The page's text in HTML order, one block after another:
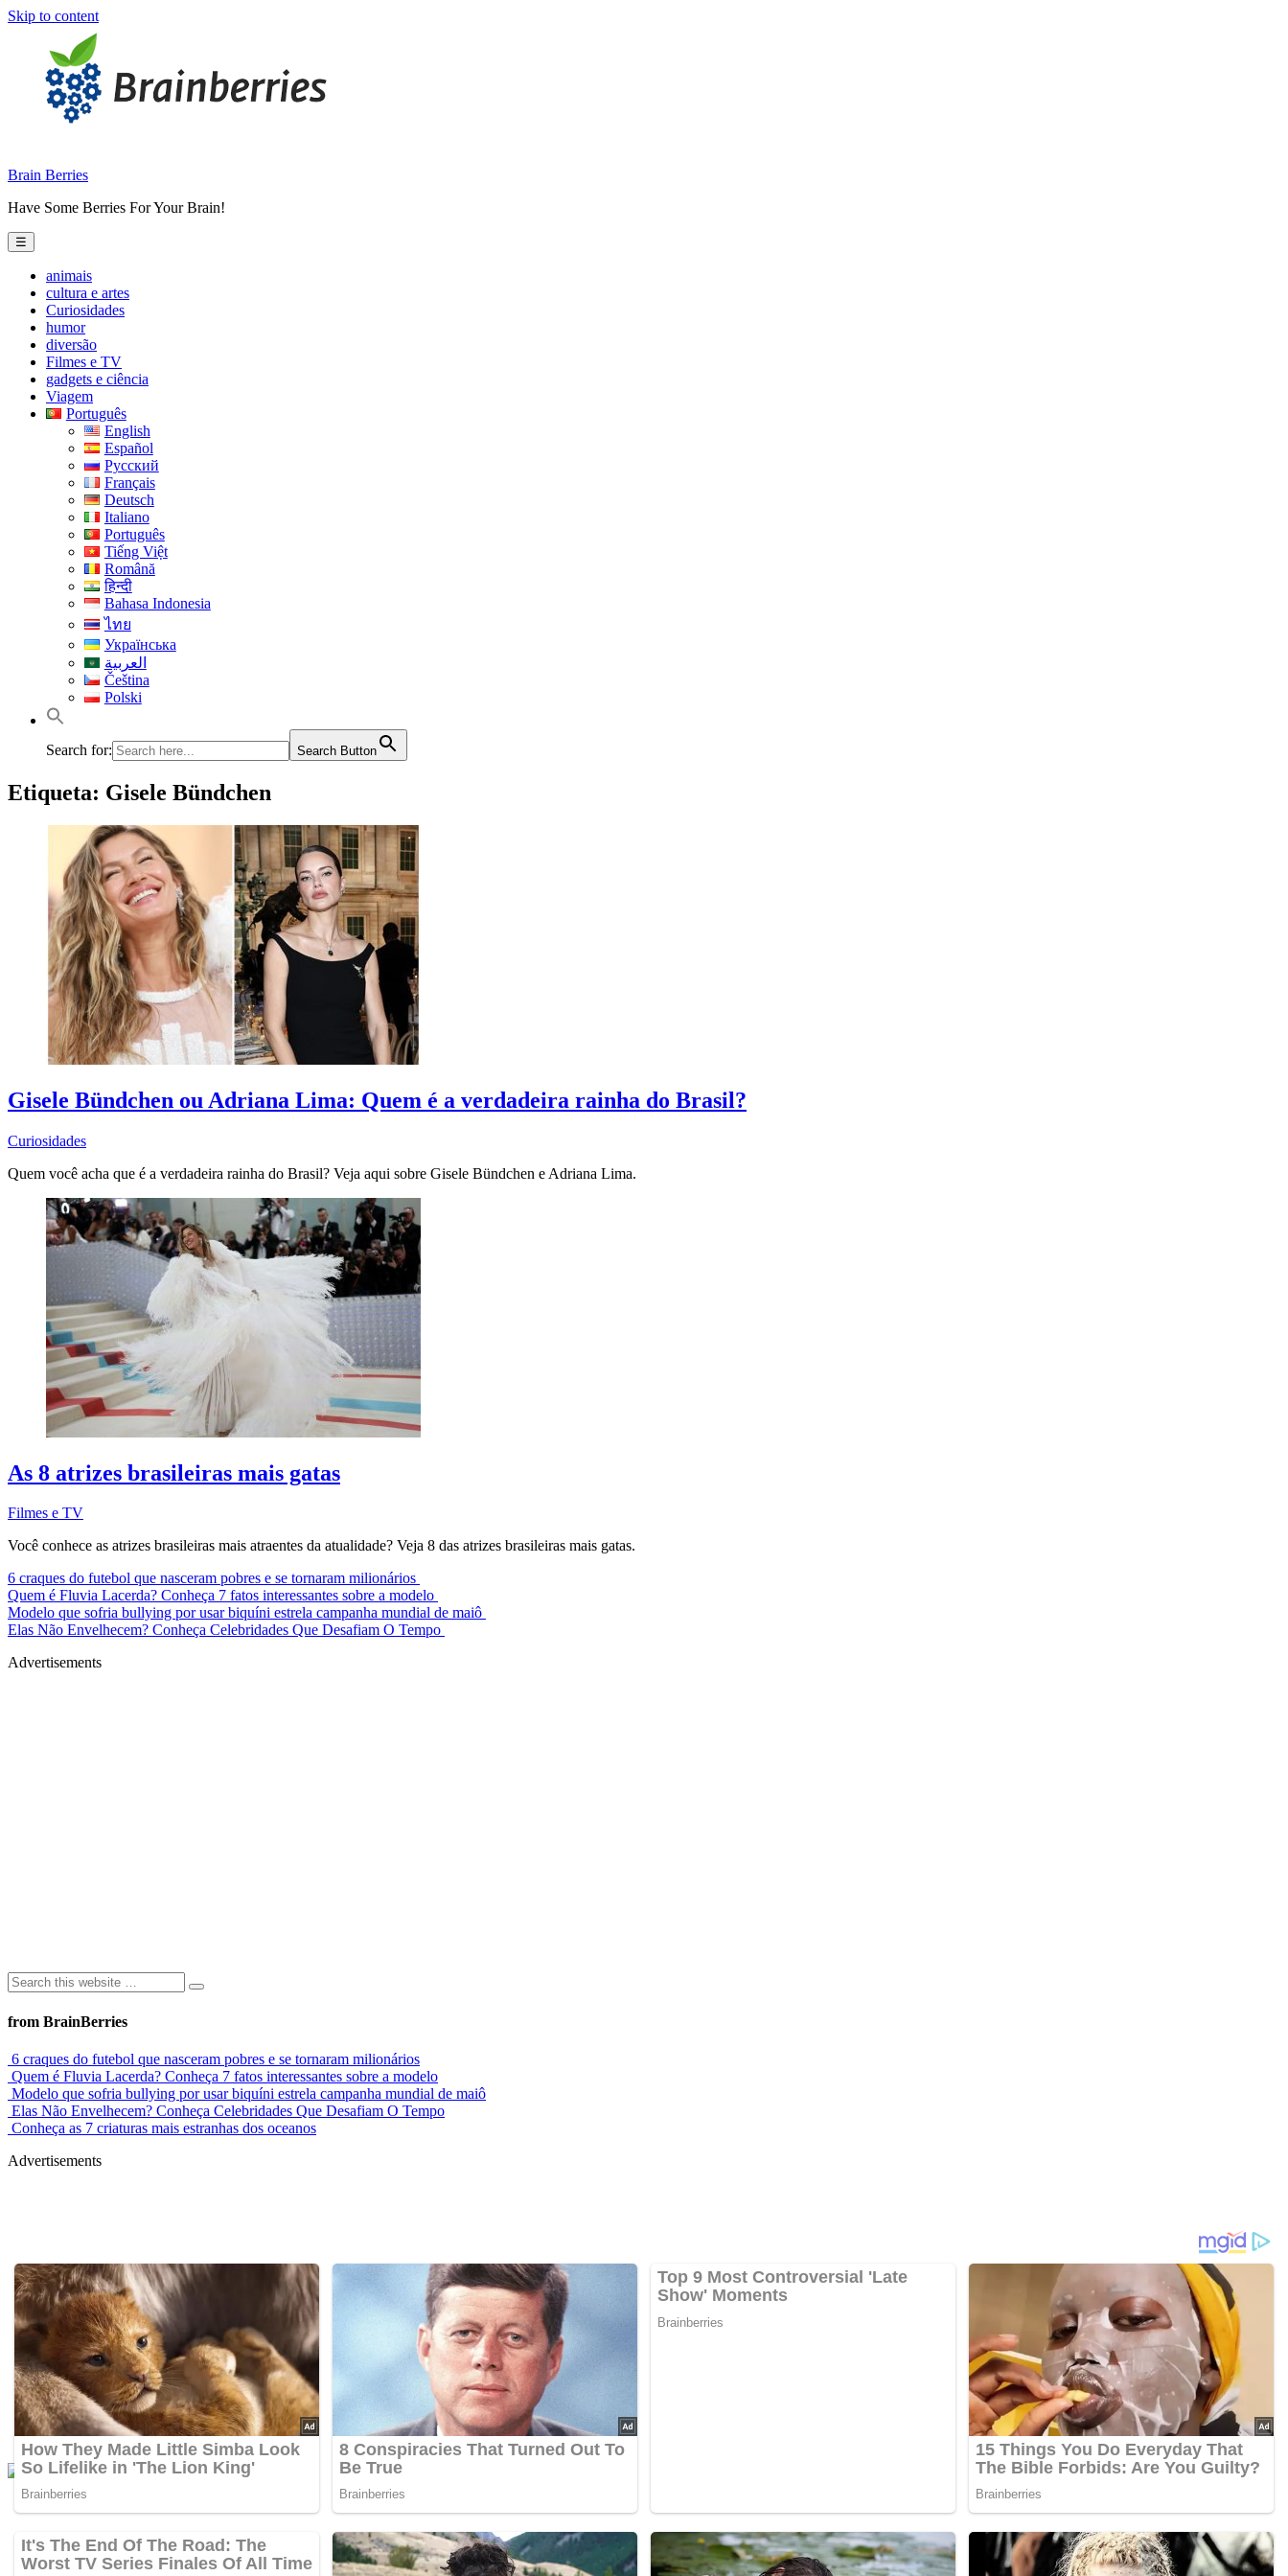
Skip to content
Brain Berries
Have Some Berries For Your Brain!
☰
animais
cultura e artes
Curiosidades
humor
diversão
Filmes e TV
gadgets e ciência
Viagem
Português
English
Español
Русский
Français
Deutsch
Italiano
Português
Tiếng Việt
Română
हिन्दी
Bahasa Indonesia
ไทย
Українська
العربية
Čeština
Polski
Search for: Search Button
Etiqueta: Gisele Bündchen
Gisele Bündchen ou Adriana Lima: Quem é a verdadeira rainha do Brasil?
Curiosidades
Quem você acha que é a verdadeira rainha do Brasil? Veja aqui sobre Gisele Bündchen e Adriana Lima.
As 8 atrizes brasileiras mais gatas
Filmes e TV
Você conhece as atrizes brasileiras mais atraentes da atualidade? Veja 8 das atrizes brasileiras mais gatas.
6 craques do futebol que nasceram pobres e se tornaram milionários
Quem é Fluvia Lacerda? Conheça 7 fatos interessantes sobre a modelo
Modelo que sofria bullying por usar biquíni estrela campanha mundial de maiô
Elas Não Envelhecem? Conheça Celebridades Que Desafiam O Tempo
Advertisements
from BrainBerries
6 craques do futebol que nasceram pobres e se tornaram milionários
Quem é Fluvia Lacerda? Conheça 7 fatos interessantes sobre a modelo
Modelo que sofria bullying por usar biquíni estrela campanha mundial de maiô
Elas Não Envelhecem? Conheça Celebridades Que Desafiam O Tempo
Conheça as 7 criaturas mais estranhas dos oceanos
Advertisements